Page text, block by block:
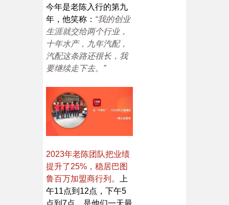
今年是老陈入行的第九
年，他笑称： “我的创业
生涯就交给两个行业，
十年水产，九年汽配，
汽配这条路还很长，我
要继续走下去。”
2023年老陈团队把业绩
提升了25%，稳居巴图
鲁百万加盟商行列。
上
午11点到12点，下午5
点到7点，是他们一天最